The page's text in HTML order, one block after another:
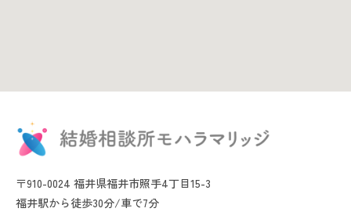
〒910-0024 福井県福井市照手4丁目15-3
福井駅から徒歩30分/車で7分